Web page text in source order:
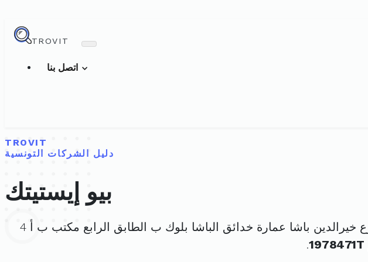
TROVIT
TROVIT
دليل الشركات التونسية
بيو إيستيتك
بيو إيستيتك هي شركة ذات المسؤولية المحدودة، ويقع مقرها الرئيسي في عدد 41 شارع خيرالدين باشا عمارة خدائق الباشا بلوك ب الطابق الرابع مكتب ب أ 4
1978471T
.